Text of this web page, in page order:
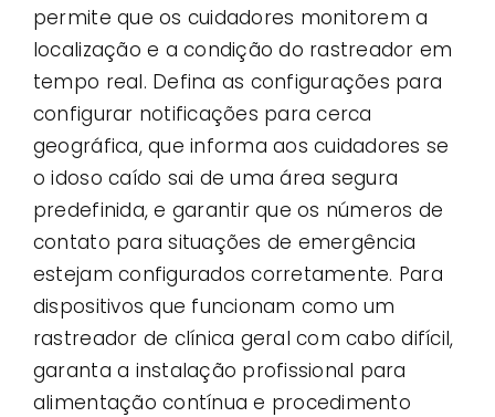
permite que os cuidadores monitorem a
localização e a condição do rastreador em
tempo real. Defina as configurações para
configurar notificações para cerca
geográfica, que informa aos cuidadores se
o idoso caído sai de uma área segura
predefinida, e garantir que os números de
contato para situações de emergência
estejam configurados corretamente. Para
dispositivos que funcionam como um
rastreador de clínica geral com cabo difícil,
garanta a instalação profissional para
alimentação contínua e procedimento